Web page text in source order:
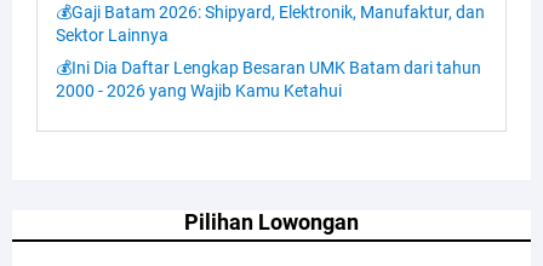
💰Gaji Batam 2026: Shipyard, Elektronik, Manufaktur, dan
Sektor Lainnya
💰Ini Dia Daftar Lengkap Besaran UMK Batam dari tahun
2000 - 2026 yang Wajib Kamu Ketahui
Pilihan Lowongan